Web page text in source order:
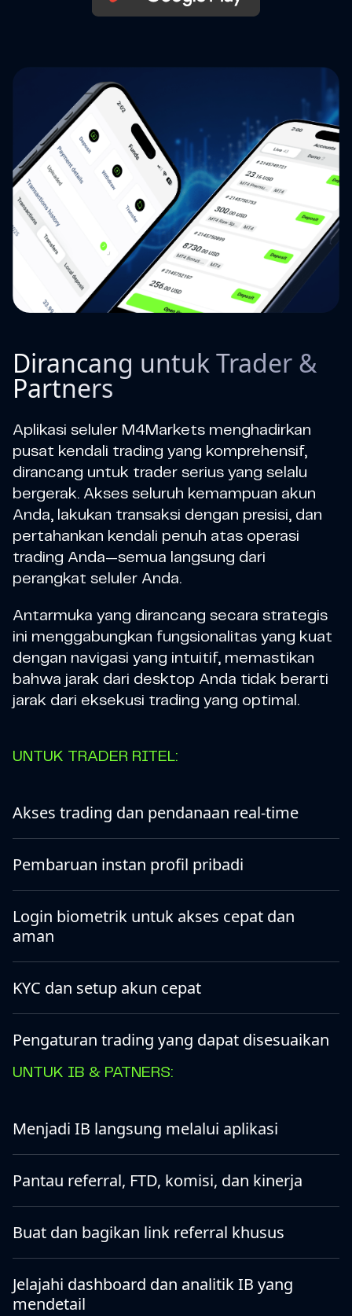
Dirancang untuk Trader &
Partners
Aplikasi seluler M4Markets menghadirkan
pusat kendali trading yang komprehensif,
dirancang untuk trader serius yang selalu
bergerak. Akses seluruh kemampuan akun
Anda, lakukan transaksi dengan presisi, dan
pertahankan kendali penuh atas operasi
trading Anda—semua langsung dari
perangkat seluler Anda.
Antarmuka yang dirancang secara strategis
ini menggabungkan fungsionalitas yang kuat
dengan navigasi yang intuitif, memastikan
bahwa jarak dari desktop Anda tidak berarti
jarak dari eksekusi trading yang optimal.
UNTUK TRADER RITEL:
Akses trading dan pendanaan real-time
Pembaruan instan profil pribadi
Login biometrik untuk akses cepat dan
aman
KYC dan setup akun cepat
Pengaturan trading yang dapat disesuaikan
UNTUK IB & PATNERS:
Menjadi IB langsung melalui aplikasi
Pantau referral, FTD, komisi, dan kinerja
Buat dan bagikan link referral khusus
Jelajahi dashboard dan analitik IB yang
mendetail